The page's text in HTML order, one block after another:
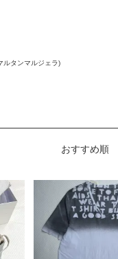
ルタンマルジェラ)
おすすめ順